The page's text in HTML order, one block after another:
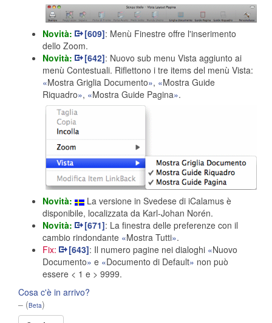
Novità: [609]: Menù Finestre offre l'inserimento
dello Zoom.
Novità:
[642]: Nuovo sub menu Vista aggiunto ai
menù Contestuali. Riflettono i tre items del menù Vista:
Mostra Griglia Documento ,
Mostra Guide
Riquadro , Mostra Guide Pagina .
Novità:
La versione in Svedese di iCalamus è
disponibile, localizzata da Karl-Johan Norén.
Novità:
[671]: La finestra delle preferenze con il
cambio rindondante
Mostra Tutti .
Fix:
[643]: Il numero pagine nei dialoghi
Nuovo
Documento
e Documento di Default
non può
essere < 1 e > 9999.
Cosa c'è in arrivo?
– (Beta)